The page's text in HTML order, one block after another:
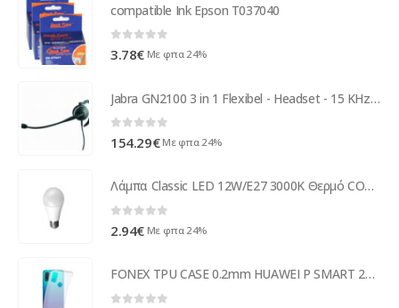
compatible Ink Epson T037040
0 out of 5
3.78€ Με φπα 24%
Jabra GN2100 3 in 1 Flexibel - Headset - 15 KHz 2126-82-04
0 out of 5
154.29€ Με φπα 24%
Λάμπα Classic LED 12W/E27 3000K Θερμό COM ( 13178 )
0 out of 5
2.94€ Με φπα 24%
FONEX TPU CASE 0.2mm HUAWEI P SMART 2020 backcover